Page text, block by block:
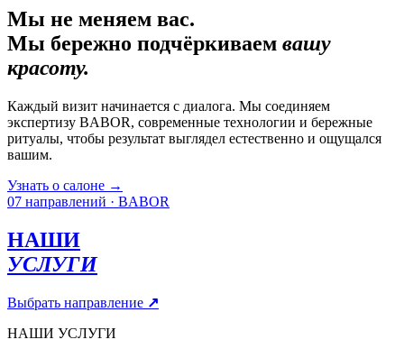
Мы не меняем вас.
Мы бережно подчёркиваем вашу
красоту.
Каждый визит начинается с диалога. Мы соединяем
экспертизу BABOR, современные технологии и бережные
ритуалы, чтобы результат выглядел естественно и ощущался
вашим.
Узнать о салоне →
07 направлений · BABOR
НАШИ
УСЛУГИ
Выбрать направление ↗
НАШИ УСЛУГИ